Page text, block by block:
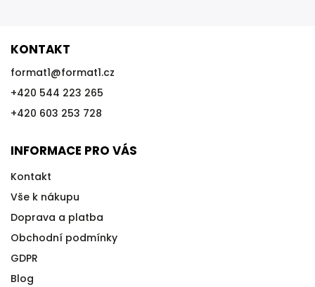
KONTAKT
format1@format1.cz
+420 544 223 265
+420 603 253 728
INFORMACE PRO VÁS
Kontakt
Vše k nákupu
Doprava a platba
Obchodní podmínky
GDPR
Blog